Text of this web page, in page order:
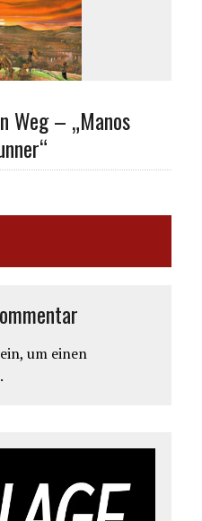
Weg – „Manos
um einen